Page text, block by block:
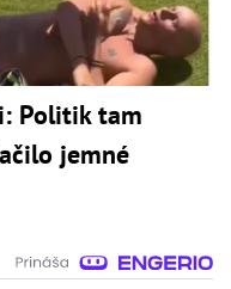
Politik tam
jemné